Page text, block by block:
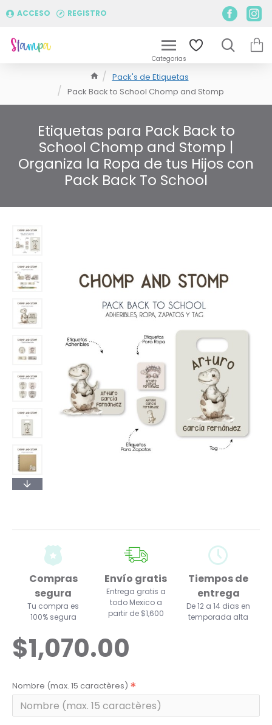
ACCESO REGISTRO
Pack's de Etiquetas
Pack Back to School Chomp and Stomp
Etiquetas para Pack Back to
School Chomp and Stomp |
Organiza la Ropa de tus Hijos con
Pack Back To School
Compras
segura
Tu compra es
100% segura
Envío gratis
Entrega gratis a
todo Mexico a
partir de $1,600
Tiempos de
entrega
De 12 a 14 dias en
temporada alta
$1,070.00
Nombre (max. 15 caractères)